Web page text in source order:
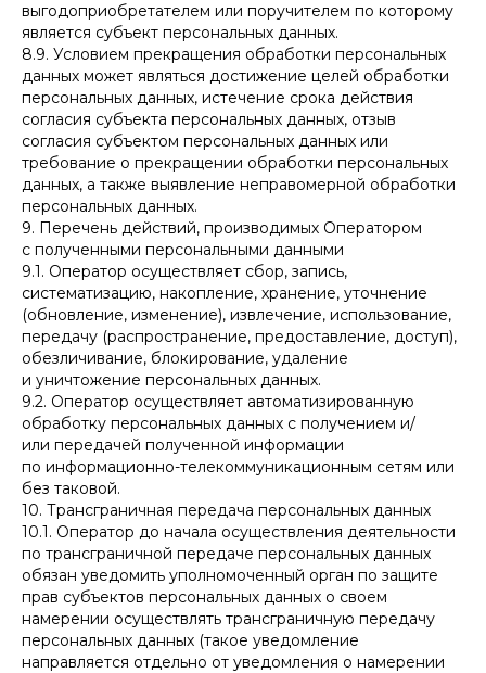
выгодоприобретателем или поручителем по которому
является субъект персональных данных.
8.9. Условием прекращения обработки персональных
данных может являться достижение целей обработки
персональных данных, истечение срока действия
согласия субъекта персональных данных, отзыв
согласия субъектом персональных данных или
требование о прекращении обработки персональных
данных, а также выявление неправомерной обработки
персональных данных.
9. Перечень действий, производимых Оператором
с полученными персональными данными
9.1. Оператор осуществляет сбор, запись,
систематизацию, накопление, хранение, уточнение
(обновление, изменение), извлечение, использование,
передачу (распространение, предоставление, доступ),
обезличивание, блокирование, удаление
и уничтожение персональных данных.
9.2. Оператор осуществляет автоматизированную
обработку персональных данных с получением и/
или передачей полученной информации
по информационно-телекоммуникационным сетям или
без таковой.
10. Трансграничная передача персональных данных
10.1. Оператор до начала осуществления деятельности
по трансграничной передаче персональных данных
обязан уведомить уполномоченный орган по защите
прав субъектов персональных данных о своем
намерении осуществлять трансграничную передачу
персональных данных (такое уведомление
направляется отдельно от уведомления о намерении